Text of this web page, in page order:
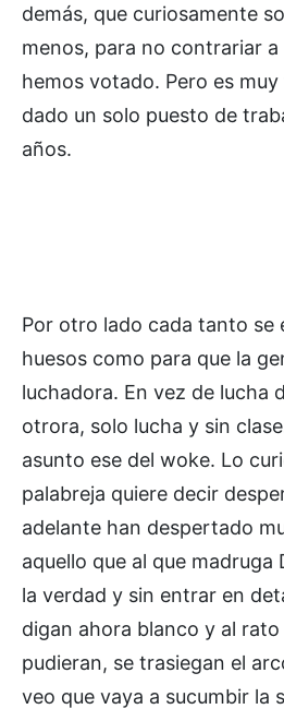
demás, que curiosamente
menos, para no contrariar a
hemos votado. Pero es
dado un solo puesto de
años.
Por otro lado cada tanto se
huesos como para que la
luchadora. En vez de lucha
otrora, solo lucha y sin
asunto ese del woke. Lo
palabreja quiere decir
adelante han despertado
aquello que al que madruga
la verdad y sin entrar en
digan ahora blanco y al
pudieran, se trasiegan el
veo que vaya a sucumbir la